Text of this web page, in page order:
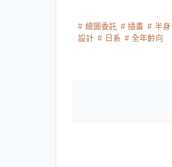
繪圖委託 插畫 半身
設計
日系 全年齡向